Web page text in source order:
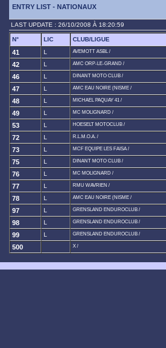
ENTRY LIST - NATIONAUX
LAST UPDATE : 26/10/2008 À 18:20:59
N° LIC CLUB/LIGUE
41 L AVEMOTT ASBL /
42 L AMC ORP-LE-GRAND /
46 L DINANT MOTO CLUB /
47 L AMC EAU NOIRE (NISME /
48 L MICHAEL PAQUAY 41 /
49 L MC MOLIGNARD /
53 L HOESELT MOTOCLUB /
72 L R.L.M.O.A. /
73 L MCF EQUIPE LES FAISA /
75 L DINANT MOTO CLUB /
76 L MC MOLIGNARD /
77 L RMU WAVRIEN /
78 L AMC EAU NOIRE (NISME /
97 L GRENSLAND ENDUROCLUB /
98 L GRENSLAND ENDUROCLUB /
99 L GRENSLAND ENDUROCLUB /
500 X /